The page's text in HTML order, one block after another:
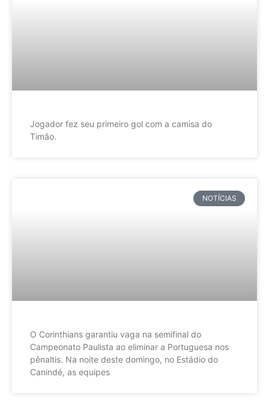
Jogador fez seu primeiro gol com a camisa do
Timão.
NOTÍCIAS
O Corinthians garantiu vaga na semifinal do
Campeonato Paulista ao eliminar a Portuguesa nos
pênaltis. Na noite deste domingo, no Estádio do
Canindé, as equipes